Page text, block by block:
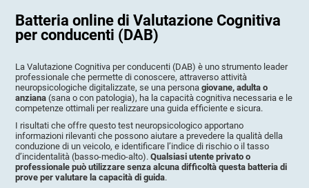
Batteria online di Valutazione Cognitiva
per conducenti (DAB)
La Valutazione Cognitiva per conducenti (DAB) è uno strumento leader
professionale che permette di conoscere, attraverso attività
neuropsicologiche digitalizzate, se una personagiovane, adulta o
anziana (sana o con patologia), ha la capacità cognitiva necessaria e le
competenze ottimali per realizzare una guida efficiente e sicura.
I risultati che offre questo test neuropsicologico apportano
informazioni rilevanti che possono aiutare a prevedere la qualità della
conduzione di un veicolo, e identificare l’indice di rischio o il tasso
d’incidentalità (basso-medio-alto).Qualsiasi utente privato o
professionale può utilizzare senza alcuna difficoltà questa batteria di
prove per valutare la capacità di guida.